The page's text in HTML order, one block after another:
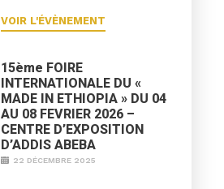
VOIR L'ÉVÈNEMENT
15ème FOIRE
INTERNATIONALE DU «
MADE IN ETHIOPIA » DU 04
AU 08 FEVRIER 2026 –
CENTRE D’EXPOSITION
D’ADDIS ABEBA
22 DÉCEMBRE 2025